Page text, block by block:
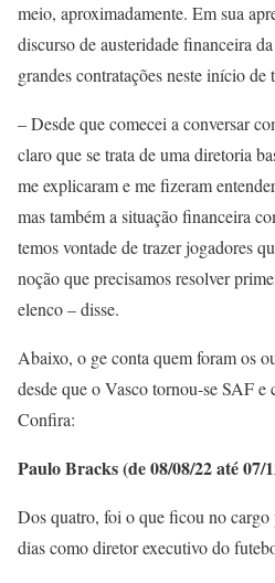
meio, aproximadamente. Em sua
discurso de austeridade financeira
grandes contratações neste início de
– Desde que comecei a conversar
claro que se trata de uma diretoria
me explicaram e me fizeram
mas também a situação financeira
temos vontade de trazer jogadores
noção que precisamos resolver
elenco – disse.
Abaixo, o ge conta quem foram os
desde que o Vasco tornou-se SAF e
Confira:
Paulo Bracks (de 08/08/22 até 07/
Dos quatro, foi o que ficou no
dias como diretor executivo do